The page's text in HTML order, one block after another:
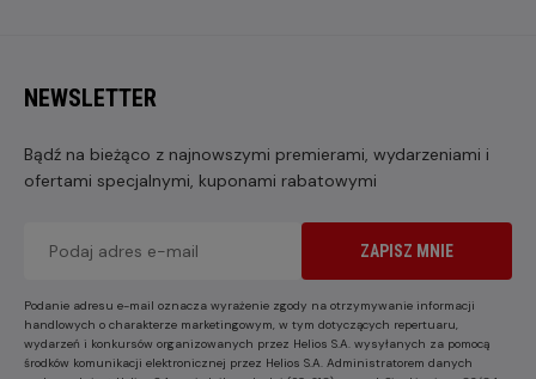
NEWSLETTER
Bądź na bieżąco z najnowszymi premierami, wydarzeniami i
ofertami specjalnymi, kuponami rabatowymi
ZAPISZ MNIE
Podanie adresu e-mail oznacza wyrażenie zgody na otrzymywanie informacji
handlowych o charakterze marketingowym, w tym dotyczących repertuaru,
wydarzeń i konkursów organizowanych przez Helios S.A. wysyłanych za pomocą
środków komunikacji elektronicznej przez Helios S.A. Administratorem danych